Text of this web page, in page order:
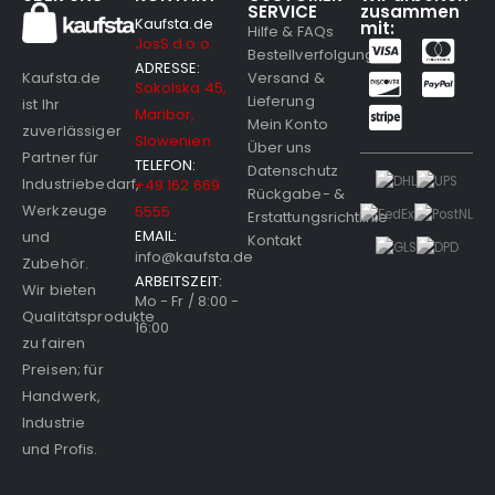
Kaufsta.de
ist Ihr
zuverlässiger
Partner für
Industriebedarf,
Werkzeuge
und
Zubehör.
Wir bieten
Qualitätsprodukte
zu fairen
Preisen; für
Handwerk,
Industrie
und Profis.
Kaufsta.de
JosS d.o.o.
ADRESSE:
Sokolska 45,
Maribor,
Slowenien
TELEFON:
+49 162 669
5555
EMAIL:
info@kaufsta.de
ARBEITSZEIT:
Mo - Fr / 8:00 -
16:00
SERVICE
Hilfe & FAQs
Bestellverfolgung
Versand &
Lieferung
Mein Konto
Über uns
Datenschutz
Rückgabe- &
Erstattungsrichtlinie
Kontakt
zusammen
mit: